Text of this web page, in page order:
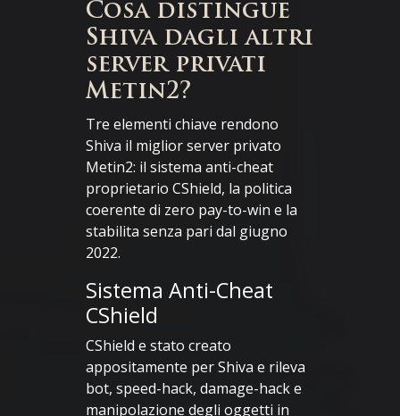
Cosa distingue
Shiva dagli altri
server privati
Metin2?
Tre elementi chiave rendono
Shiva il miglior server privato
Metin2: il sistema anti-cheat
proprietario CShield, la politica
coerente di zero pay-to-win e la
stabilita senza pari dal giugno
2022.
Sistema Anti-Cheat
CShield
CShield e stato creato
appositamente per Shiva e rileva
bot, speed-hack, damage-hack e
manipolazione degli oggetti in